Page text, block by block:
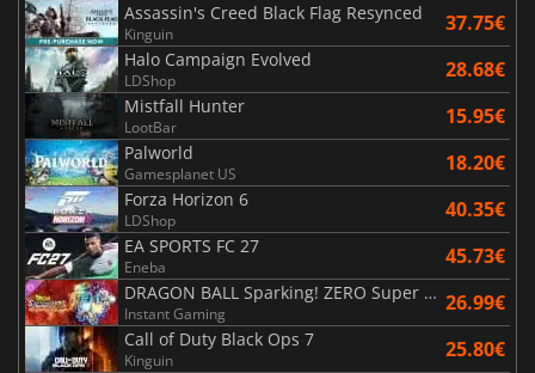
Assassin's Creed Black Flag Resynced
Kinguin 37.75€
Halo Campaign Evolved
LDShop 28.68€
Mistfall Hunter
LootBar 15.95€
Palworld
Gamesplanet US 18.20€
Forza Horizon 6
LDShop 40.35€
EA SPORTS FC 27
Eneba 45.73€
DRAGON BALL Sparking! ZERO Super Limit Breaking NEO
Instant Gaming 26.99€
Call of Duty Black Ops 7
Kinguin 25.80€